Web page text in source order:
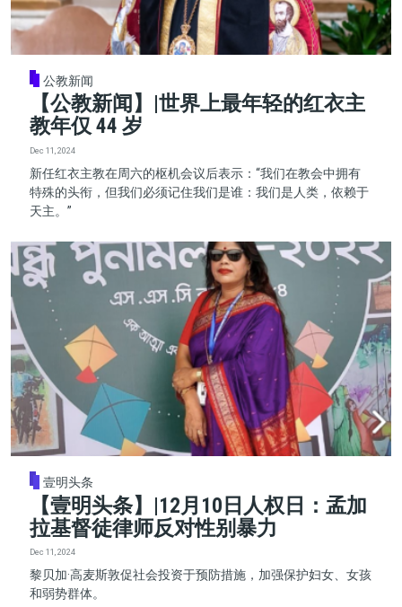
公教新闻
【公教新闻】|世界上最年轻的红衣主
教年仅 44 岁
Dec 11, 2024
新任红衣主教在周六的枢机会议后表示：“我们在教会中拥有
特殊的头衔，但我们必须记住我们是谁：我们是人类，依赖于
天主。”
壹明头条
【壹明头条】|12月10日人权日：孟加
拉基督徒律师反对性别暴力
Dec 11, 2024
黎贝加·高麦斯敦促社会投资于预防措施，加强保护妇女、女孩
和弱势群体。